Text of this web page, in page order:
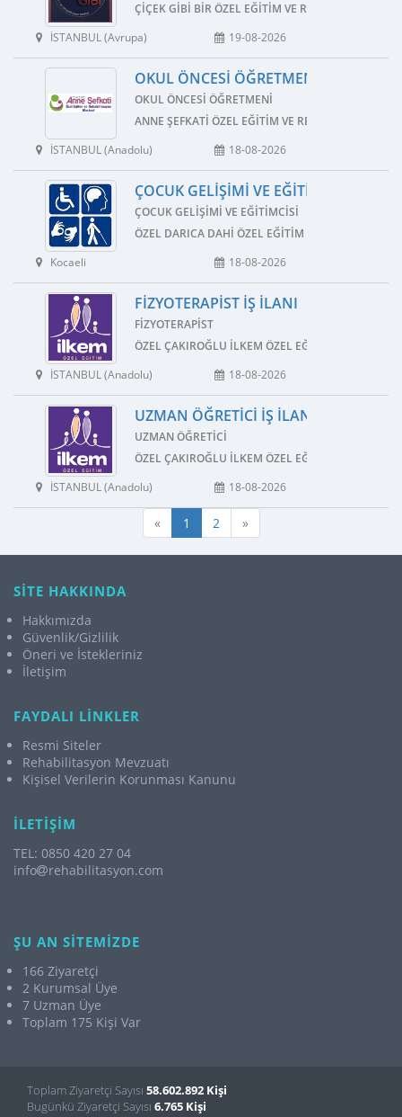
ÇIÇEK GIBI BIR ÖZEL EĞITIM VE REHABILITASYON
İSTANBUL (Avrupa)
19-08-2026
OKUL ÖNCESI ÖĞRETMENI İŞ İLANI
OKUL ÖNCESI ÖĞRETMENI
ANNE ŞEFKATI ÖZEL EĞITIM VE REHABILITASYON
İSTANBUL (Anadolu)
18-08-2026
ÇOCUK GELIŞIMI VE EĞITIMCISI İŞ
ÇOCUK GELIŞIMI VE EĞITIMCISI
ÖZEL DARICA DAHI ÖZEL EĞITIM VE
Kocaeli
18-08-2026
FIZYOTERAPIST İŞ İLANI
FIZYOTERAPIST
ÖZEL ÇAKIROĞLU İLKEM ÖZEL EĞITIM VE
İSTANBUL (Anadolu)
18-08-2026
UZMAN ÖĞRETICI İŞ İLANI
UZMAN ÖĞRETICI
ÖZEL ÇAKIROĞLU İLKEM ÖZEL EĞITIM VE
İSTANBUL (Anadolu)
18-08-2026
« 1 2 »
SİTE HAKKINDA
Hakkımızda
Güvenlik/Gizlilik
Öneri ve İstekleriniz
İletişim
FAYDALI LİNKLER
Resmi Siteler
Rehabilitasyon Mevzuatı
Kişisel Verilerin Korunması Kanunu
İLETİŞİM
TEL: 0850 420 27 04
info
rehabilitasyon.com
ŞU AN SİTEMİZDE
166 Ziyaretçi
2 Kurumsal Üye
7 Uzman Üye
Toplam 175 Kişi Var
Toplam Ziyaretçi Sayısı 58.602.892 Kişi
Bugünkü Ziyaretçi Sayısı 6.765 Kişi